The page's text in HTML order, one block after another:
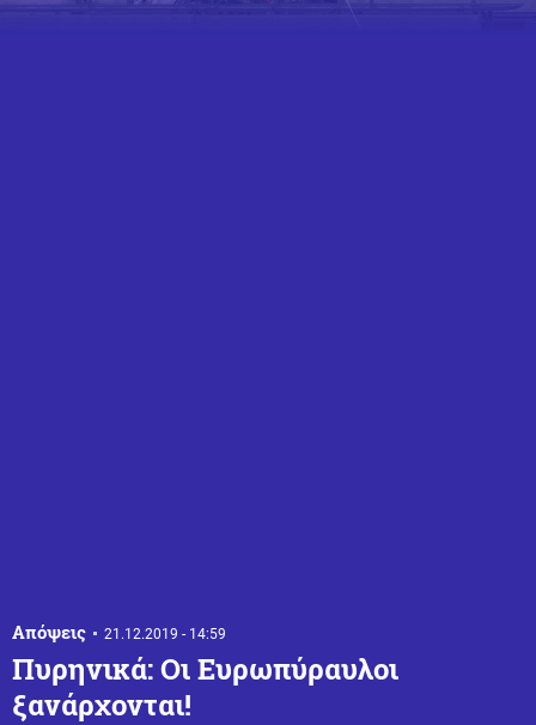
Απόψεις 21.12.2019 - 14:59
Πυρηνικά: Οι Ευρωπύραυλοι
ξανάρχονται!